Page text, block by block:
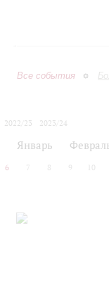
Все события
2022/23
2023/24
Январь
6 7 8 9 10